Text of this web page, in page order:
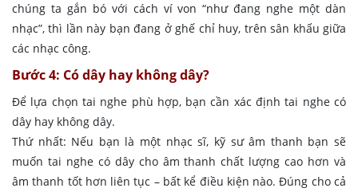
chúng ta gắn bó với cách ví von “như đang nghe một dàn
nhạc”, thì lần này bạn đang ở ghế chỉ huy, trên sân khấu giữa
các nhạc công.
Bước 4: Có dây hay không dây?
Để lựa chọn tai nghe phù hợp, bạn cần xác định tai nghe có
dây hay không dây.
Thứ nhất: Nếu bạn là một nhạc sĩ, kỹ sư âm thanh bạn sẽ
muốn tai nghe có dây cho âm thanh chất lượng cao hơn và
âm thanh tốt hơn liên tục – bất kể điều kiện nào. Đúng cho cả